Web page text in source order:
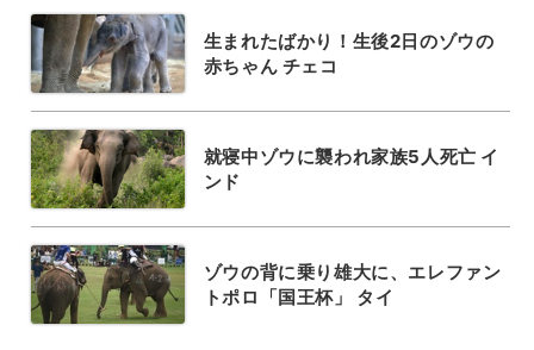
生まれたばかり！生後2日のゾウの
赤ちゃん チェコ
就寝中ゾウに襲われ家族5人死亡 イ
ンド
ゾウの背に乗り雄大に、エレファン
トポロ「国王杯」 タイ